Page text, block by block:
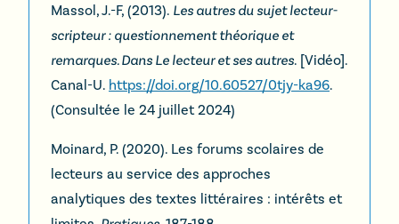
Massol, J.-F, (2013). Les autres du sujet lecteur-
scripteur : questionnement théorique et
remarques. Dans Le lecteur et ses autres. [Vidéo].
Canal-U. https://doi.org/10.60527/0tjy-ka96.
(Consultée le 24 juillet 2024)
Moinard, P. (2020). Les forums scolaires de
lecteurs au service des approches
analytiques des textes littéraires : intérêts et